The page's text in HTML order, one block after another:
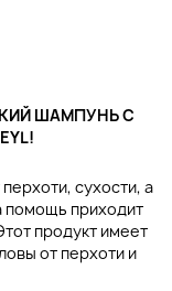
ШАМПУНЬ С
сухости, а
помощь приходит
продукт имеет
от перхоти и